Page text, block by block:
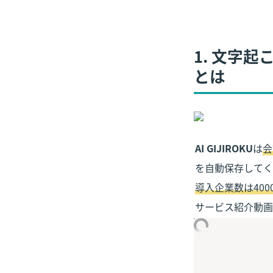
1. 文字起
とは
AI GIJIROKUは
導入企業数は
サービス紹介動